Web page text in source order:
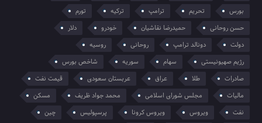
بورس
تحریم ترامپ ترکیه
تورم
حسن روحانی
حمیدرضا نقاشیان خودرو
دلار
دولت
دونالد ترامپ روحانی
روسیه
رژیم صهیونیستی
سهام سوریه
شاخص بورس
صادرات
طلا عراق عربستان سعودی
قیمت نفت
مالیات
مجلس شورای اسلامی محمد جواد ظریف
مسکن
نفت
ویروس ویروس کرونا پرسپولیس
چین